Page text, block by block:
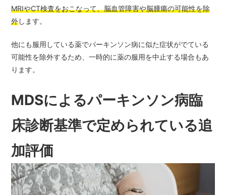
MRIやCT検査をおこなって、脳血管障害や脳腫瘍の可能性を除
外します。
他にも服用している薬でパーキンソン病に似た症状がでている
可能性を除外するため、一時的に薬の服用を中止する場合もあ
ります。
MDSによるパーキンソン病臨
床診断基準で定められている追
加評価